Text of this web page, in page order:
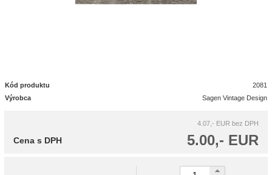
Kód produktu
2081
Výrobca
Sagen Vintage Design
4.07,- EUR bez DPH
5.00,- EUR
Cena s DPH